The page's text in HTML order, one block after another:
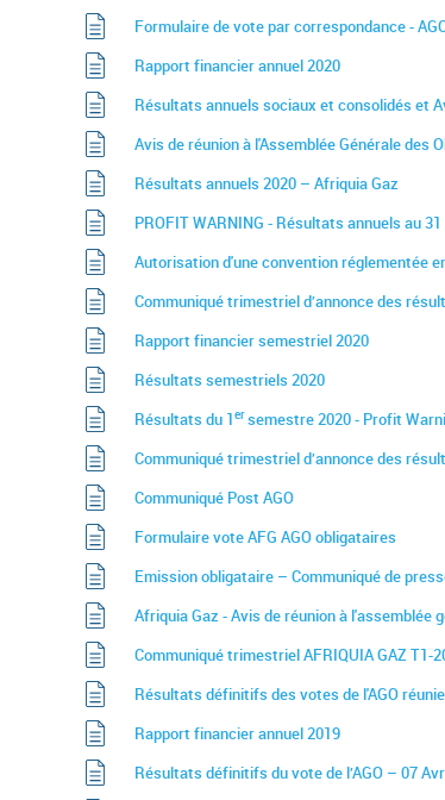
Formulaire de vote par correspondance -
Rapport financier annuel 2020
Résultats annuels sociaux et consolidés et
Avis de réunion à l'Assemblée Générale des
Résultats annuels 2020 – Afriquia Gaz
PROFIT WARNING - Résultats annuels au
Autorisation d'une convention réglementée
Communiqué trimestriel d’annonce des
Rapport financier semestriel 2020
Résultats semestriels 2020
Résultats du 1ersemestre 2020 - Profit
Communiqué trimestriel d’annonce des
Communiqué Post AGO
Formulaire vote AFG AGO obligataires
Emission obligataire – Communiqué de
Afriquia Gaz - Avis de réunion à l'assemblée
Communiqué trimestriel AFRIQUIA GAZ T1-
Résultats définitifs des votes de l'AGO
Rapport financier annuel 2019
Résultats définitifs du vote de l’AGO – 07